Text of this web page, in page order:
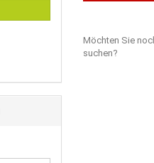
SIE
NOCH
Möchten Sie
suchen?